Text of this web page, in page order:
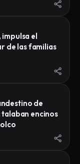
el
de las familias
de
talaban encinos